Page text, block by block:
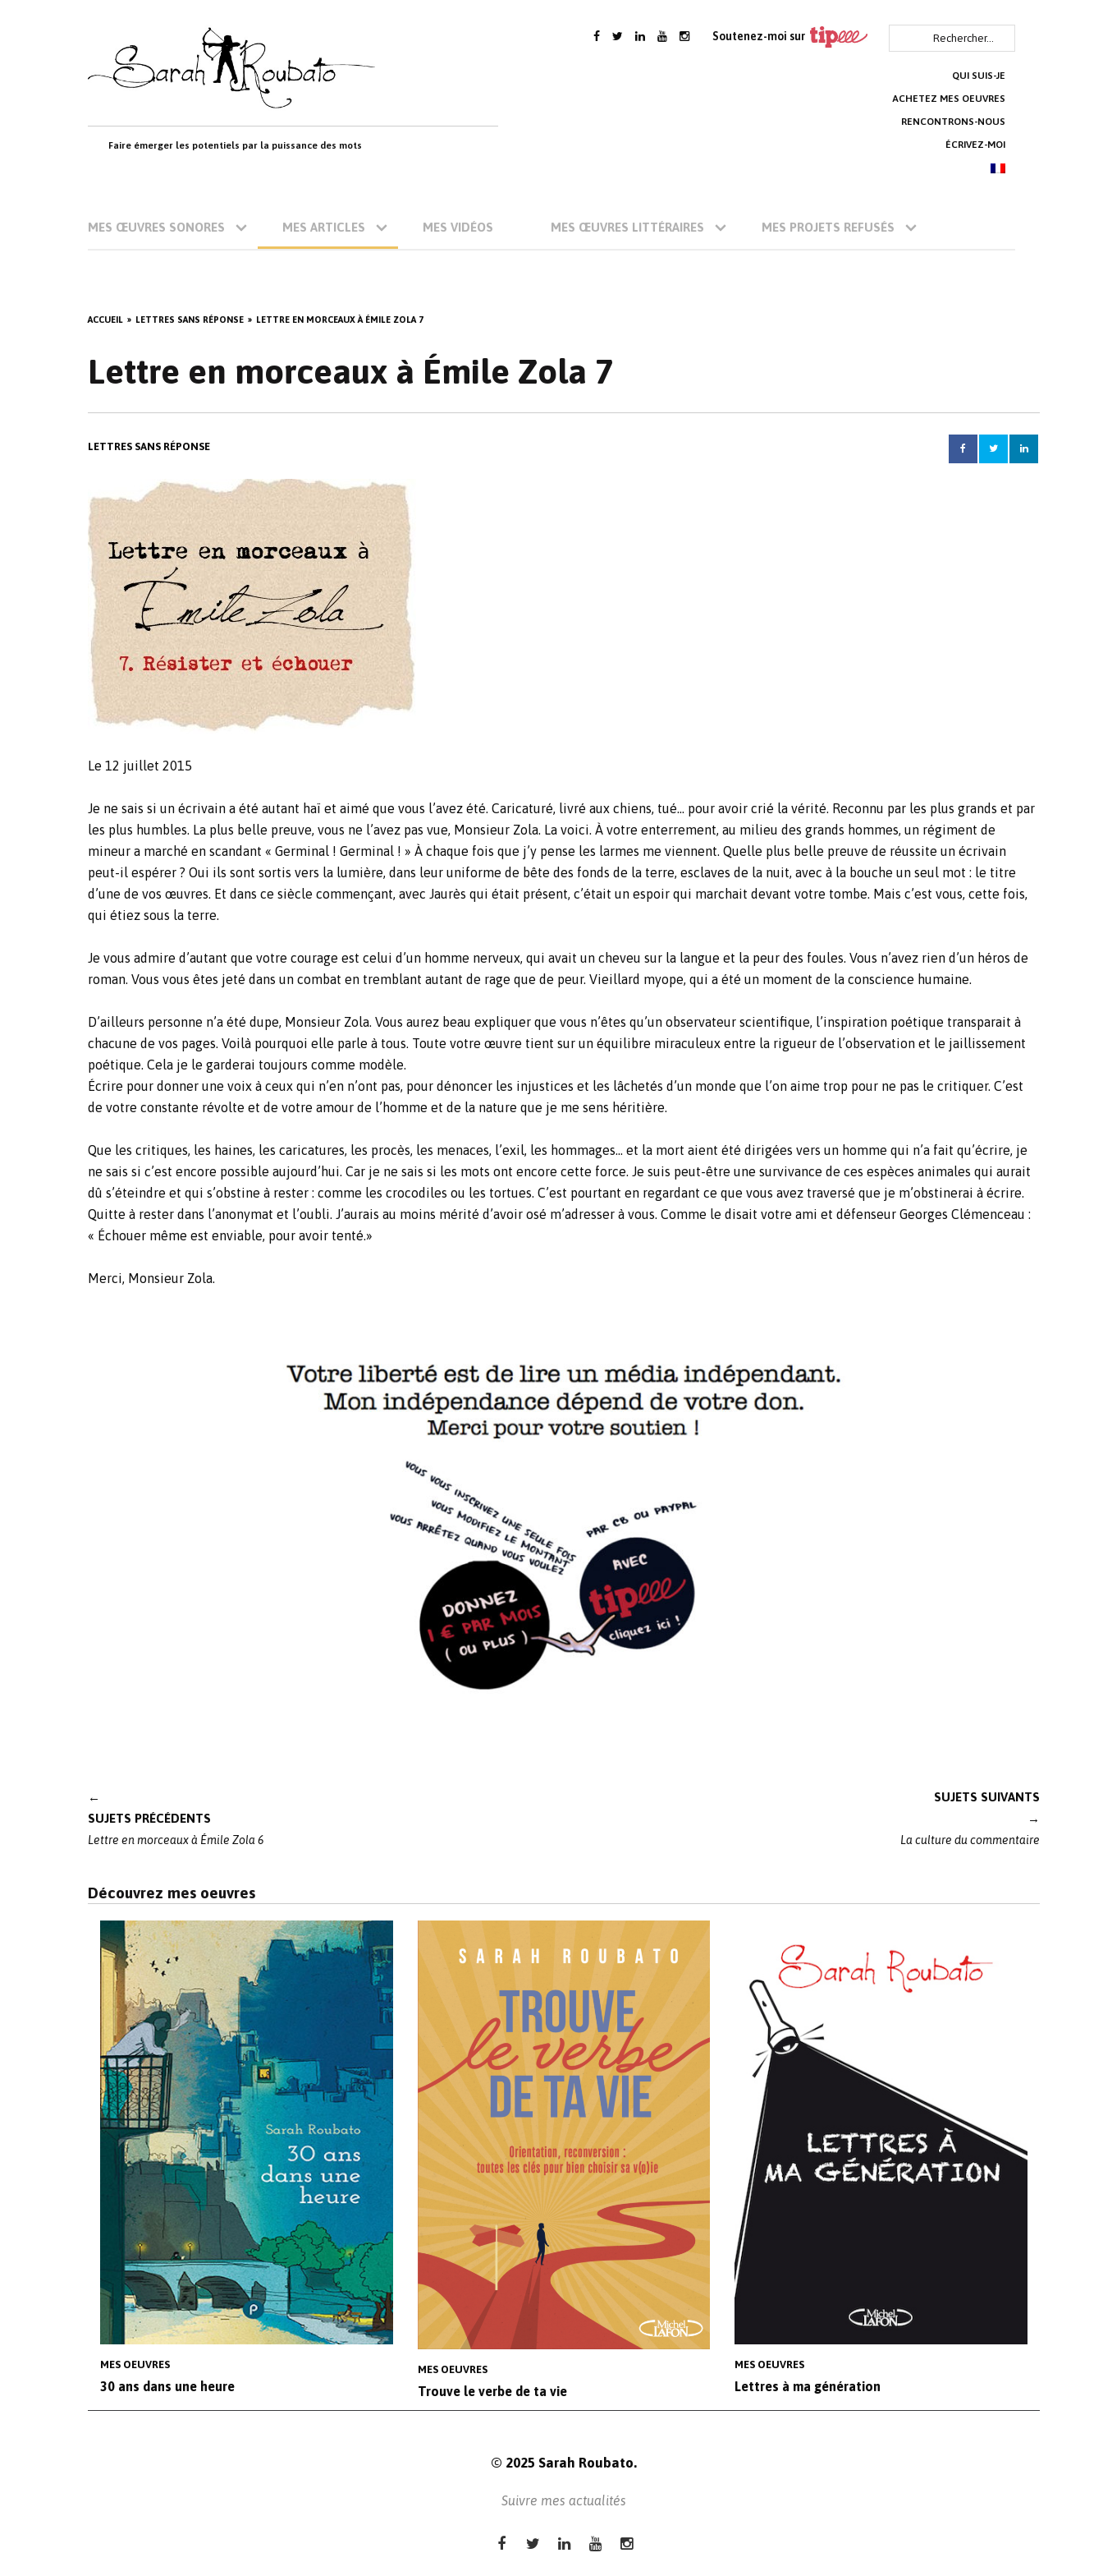
content
Faire émerger les potentiels par la puissance des mots
Soutenez-moi sur Rechercher :
QUI SUIS-JE
ACHETEZ MES OEUVRES
RENCONTRONS-NOUS
ÉCRIVEZ-MOI
MES ŒUVRES SONORES MES ARTICLES MES VIDÉOS MES ŒUVRES LITTÉRAIRES MES PROJETS REFUSÉS
ACCUEIL LETTRES SANS RÉPONSE LETTRE EN MORCEAUX À ÉMILE ZOLA 7
Lettre en morceaux à Émile Zola 7
LETTRES SANS RÉPONSE
Le 12 juillet 2015
Je ne sais si un écrivain a été autant haï et aimé que vous l’avez été. Caricaturé, livré aux chiens, tué… pour avoir crié la vérité. Reconnu par les plus grands et par
les plus humbles. La plus belle preuve, vous ne l’avez pas vue, Monsieur Zola. La voici. À votre enterrement, au milieu des grands hommes, un régiment de
mineur a marché en scandant « Germinal ! Germinal ! » À chaque fois que j’y pense les larmes me viennent. Quelle plus belle preuve de réussite un écrivain
peut-il espérer ? Oui ils sont sortis vers la lumière, dans leur uniforme de bête des fonds de la terre, esclaves de la nuit, avec à la bouche un seul mot : le titre
d’une de vos œuvres. Et dans ce siècle commençant, avec Jaurès qui était présent, c’était un espoir qui marchait devant votre tombe. Mais c’est vous, cette fois,
qui étiez sous la terre.
Je vous admire d’autant que votre courage est celui d’un homme nerveux, qui avait un cheveu sur la langue et la peur des foules. Vous n’avez rien d’un héros de
roman. Vous vous êtes jeté dans un combat en tremblant autant de rage que de peur. Vieillard myope, qui a été un moment de la conscience humaine.
D’ailleurs personne n’a été dupe, Monsieur Zola. Vous aurez beau expliquer que vous n’êtes qu’un observateur scientifique, l’inspiration poétique transparait à
chacune de vos pages. Voilà pourquoi elle parle à tous. Toute votre œuvre tient sur un équilibre miraculeux entre la rigueur de l’observation et le jaillissement
poétique. Cela je le garderai toujours comme modèle.
Écrire pour donner une voix à ceux qui n’en n’ont pas, pour dénoncer les injustices et les lâchetés d’un monde que l’on aime trop pour ne pas le critiquer. C’est
de votre constante révolte et de votre amour de l’homme et de la nature que je me sens héritière.
Que les critiques, les haines, les caricatures, les procès, les menaces, l’exil, les hommages… et la mort aient été dirigées vers un homme qui n’a fait qu’écrire, je
ne sais si c’est encore possible aujourd’hui. Car je ne sais si les mots ont encore cette force. Je suis peut-être une survivance de ces espèces animales qui aurait
dû s’éteindre et qui s’obstine à rester : comme les crocodiles ou les tortues. C’est pourtant en regardant ce que vous avez traversé que je m’obstinerai à écrire.
Quitte à rester dans l’anonymat et l’oubli. J’aurais au moins mérité d’avoir osé m’adresser à vous. Comme le disait votre ami et défenseur Georges Clémenceau :
« Échouer même est enviable, pour avoir tenté.»
Merci, Monsieur Zola.
Post
navigation
←
SUJETS PRÉCÉDENTS
Lettre en morceaux à Émile Zola 6
SUJETS SUIVANTS
→
La culture du commentaire
Découvrez mes oeuvres
MES OEUVRES
30 ans dans une heure
MES OEUVRES
Trouve le verbe de ta vie
MES OEUVRES
Lettres à ma génération
© 2025 Sarah Roubato.
Suivre mes actualités